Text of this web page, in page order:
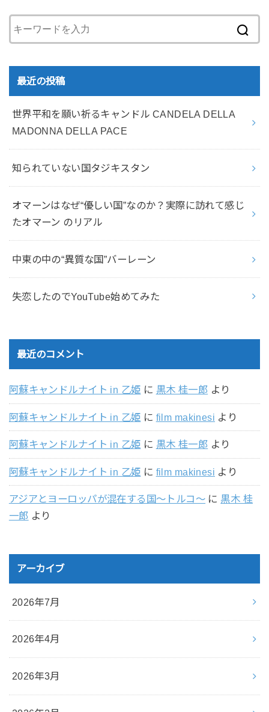
最近の投稿
世界平和を願い祈るキャンドル CANDELA DELLA
MADONNA DELLA PACE
知られていない国タジキスタン
オマーンはなぜ“優しい国”なのか？実際に訪れて感じ
たオマーン のリアル
中東の中の“異質な国”バーレーン
失恋したのでYouTube始めてみた
最近のコメント
阿蘇キャンドルナイト in 乙姫 に 黒木 桂一郎 より
阿蘇キャンドルナイト in 乙姫 に film makinesi より
阿蘇キャンドルナイト in 乙姫 に 黒木 桂一郎 より
阿蘇キャンドルナイト in 乙姫 に film makinesi より
アジアとヨーロッパが混在する国〜トルコ〜 に 黒木 桂
一郎 より
アーカイブ
2026年7月
2026年4月
2026年3月